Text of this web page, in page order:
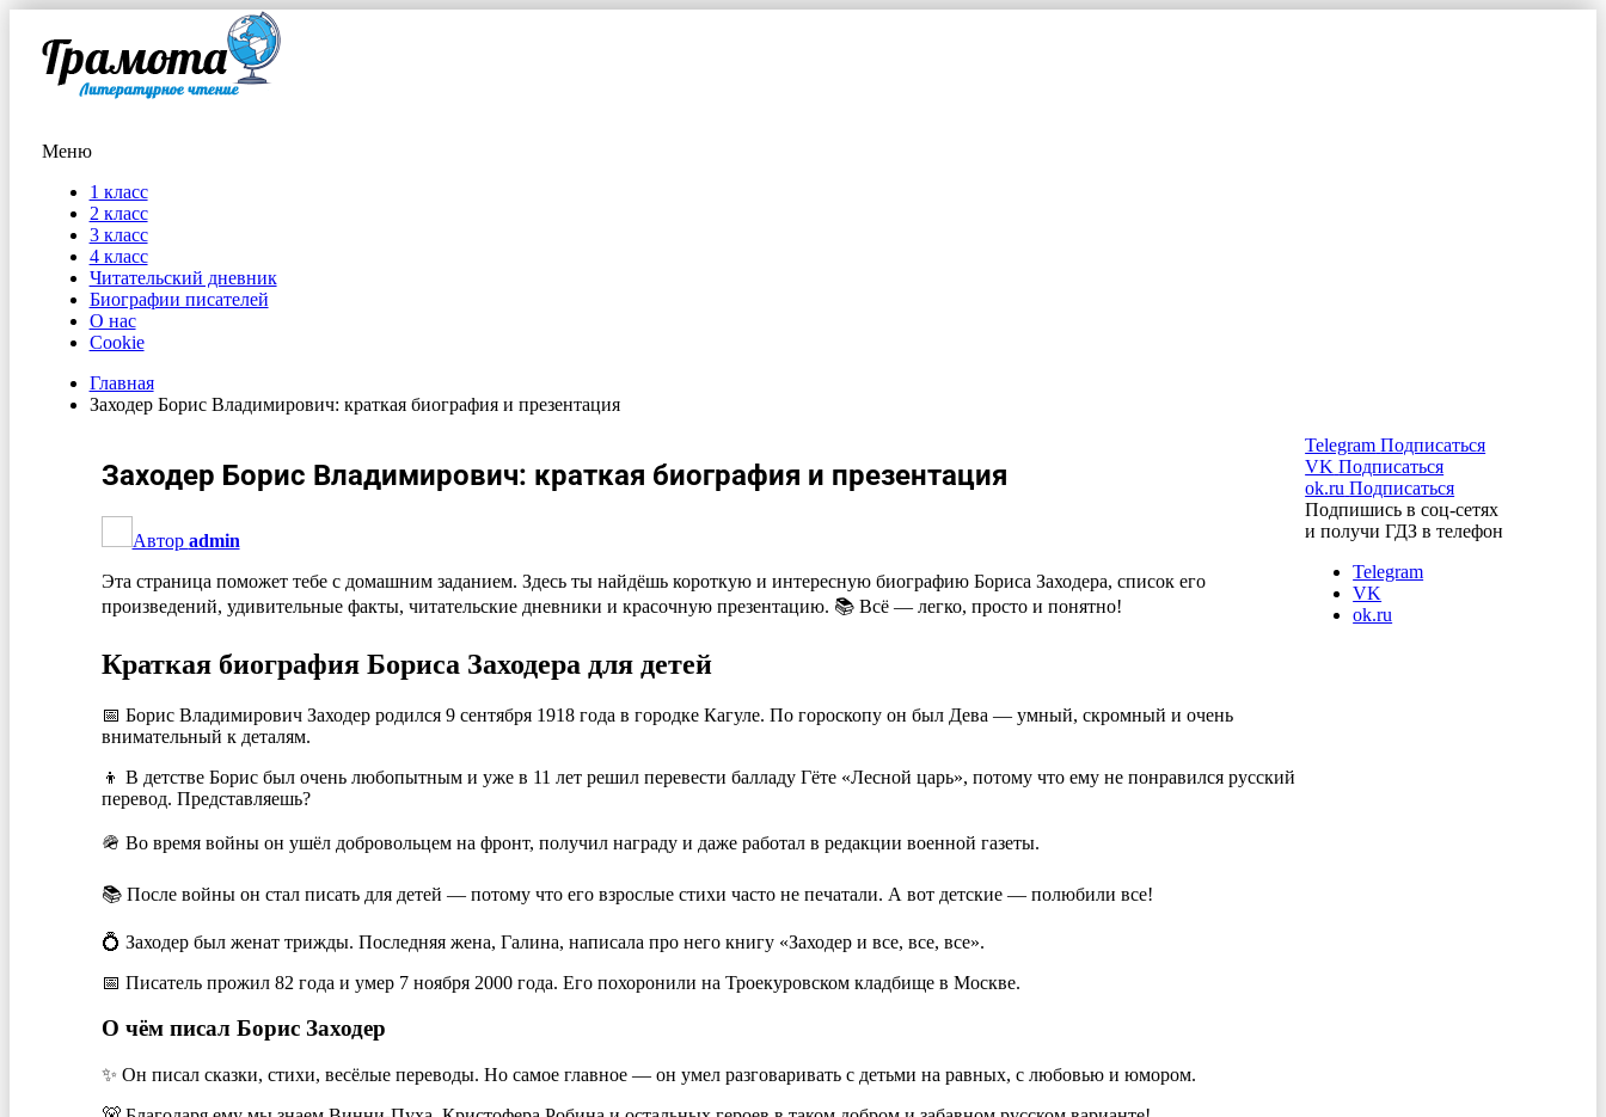
Меню
1 класс
2 класс
3 класс
4 класс
Читательский дневник
Биографии писателей
О нас
Cookie
Главная
Заходер Борис Владимирович: краткая биография и презентация
Заходер Борис Владимирович: краткая биография и презентация
Автор admin
Эта страница поможет тебе с домашним заданием. Здесь ты найдёшь короткую и интересную биографию Бориса Заходера, список его
произведений, удивительные факты, читательские дневники и красочную презентацию. 📚 Всё — легко, просто и понятно!
Краткая биография Бориса Заходера для детей
📅 Борис Владимирович Заходер родился 9 сентября 1918 года в городке Кагуле. По гороскопу он был Дева — умный, скромный и очень
внимательный к деталям.
👦 В детстве Борис был очень любопытным и уже в 11 лет решил перевести балладу Гёте «Лесной царь», потому что ему не понравился русский
перевод. Представляешь?
🪖 Во время войны он ушёл добровольцем на фронт, получил награду и даже работал в редакции военной газеты.
📚 После войны он стал писать для детей — потому что его взрослые стихи часто не печатали. А вот детские — полюбили все!
💍 Заходер был женат трижды. Последняя жена, Галина, написала про него книгу «Заходер и все, все, все».
📅 Писатель прожил 82 года и умер 7 ноября 2000 года. Его похоронили на Троекуровском кладбище в Москве.
О чём писал Борис Заходер
✨ Он писал сказки, стихи, весёлые переводы. Но самое главное — он умел разговаривать с детьми на равных, с любовью и юмором.
Telegram Подписаться
VK Подписаться
ok.ru Подписаться
Подпишись в соц-сетях
и получи ГДЗ в телефон
Telegram
VK
ok.ru